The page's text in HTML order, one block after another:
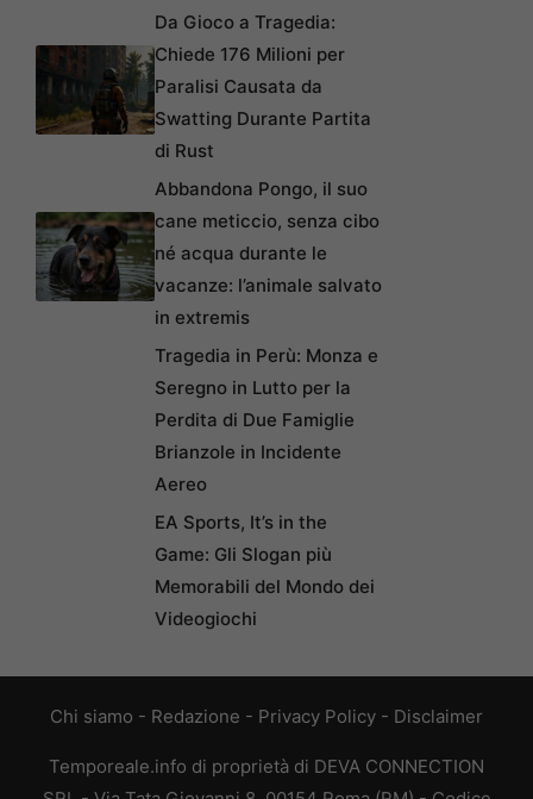
Da Gioco a Tragedia:
Chiede 176 Milioni per
Paralisi Causata da
Swatting Durante Partita
di Rust
Abbandona Pongo, il suo
cane meticcio, senza cibo
né acqua durante le
vacanze: l’animale salvato
in extremis
Tragedia in Perù: Monza e
Seregno in Lutto per la
Perdita di Due Famiglie
Brianzole in Incidente
Aereo
EA Sports, It’s in the
Game: Gli Slogan più
Memorabili del Mondo dei
Videogiochi
Chi siamo - Redazione - Privacy Policy - Disclaimer
Temporeale.info di proprietà di DEVA CONNECTION